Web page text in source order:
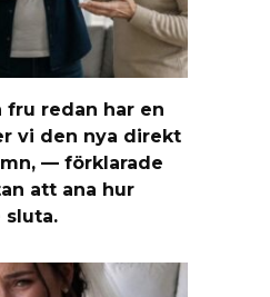
redan har en
vi den nya direkt
— förklarade
att ana hur
sluta.